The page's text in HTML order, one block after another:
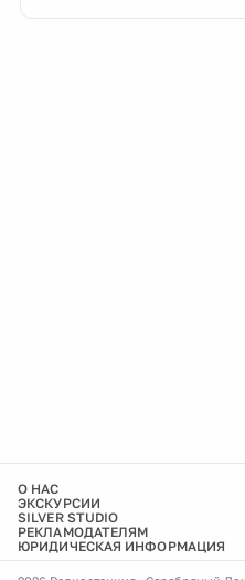
О НАС
ЭКСКУРСИИ
SILVER STUDIO
РЕКЛАМОДАТЕЛЯМ
ЮРИДИЧЕСКАЯ ИНФОРМАЦИЯ